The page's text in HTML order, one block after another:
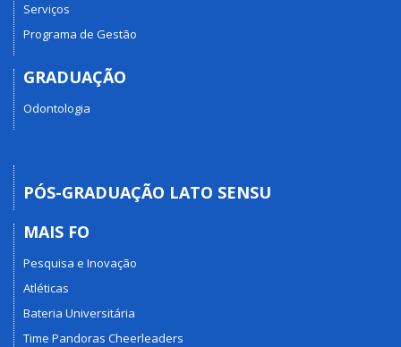
Serviços
Programa de Gestão
GRADUAÇÃO
Odontologia
PÓS-GRADUAÇÃO LATO SENSU
MAIS FO
Pesquisa e Inovação
Atléticas
Bateria Universitária
Time Pandoras Cheerleaders